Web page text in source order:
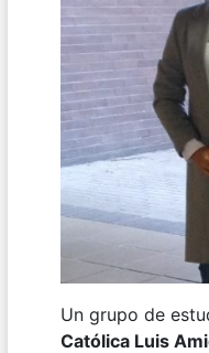
Un grupo de
Católica Luis